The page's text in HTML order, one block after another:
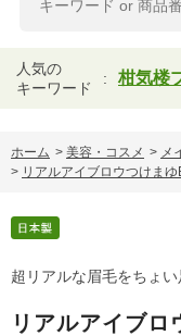
人気の
キーワード
柑気楼
ホーム > 美容・コスメ > メ
> リアルアイブロウつけまゆ
超リアルな眉毛をちょい
リアルアイブロ